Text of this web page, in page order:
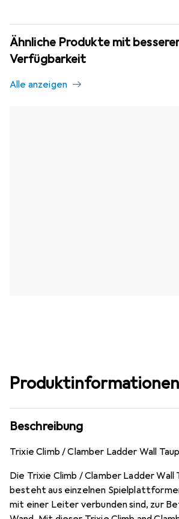
Ähnliche Produkte mit
Verfügbarkeit
Alle anzeigen
Produktinformationen
Beschreibung
Trixie Climb / Clamber Ladder Wall
Die Trixie Climb / Clamber Ladder Wall
besteht aus einzelnen
mit einer Leiter verbunden sind, zur